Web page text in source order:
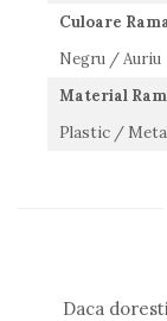
Culoare
Negru / Auriu
Material
Plastic /
Daca